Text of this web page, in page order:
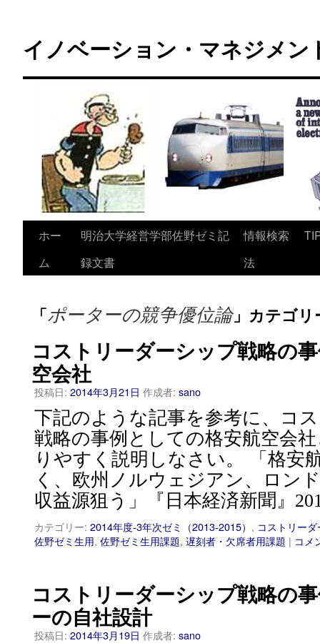
テ
イノベーション・マネジメン
ホー
ム
明治大学経営学部佐野ゼミ記
録文書
情報検索
法
「ポーターの競争優位論」カテゴリ
コストリーダーシップ戦略の
空会社
投稿日: 2014年3月21日 作成者: sano
下記のような記事を参考に、コ
戦略の事例としての格安航空会
りやすく説明しなさい。 「格安
く、欧州ノルウェジアン、ロン
収益源狙う」『日本経済新聞』
カテゴリー: 2014年度-3年次ゼミ（2013-2015） , コストリー
佐野ゼミ生用, 佐野ゼミ生用課題, 遅刻者・欠席者用課題 | コメ
コストリーダーシップ戦略の
ーの自社設計
投稿日: 2014年3月19日 作成者: sano